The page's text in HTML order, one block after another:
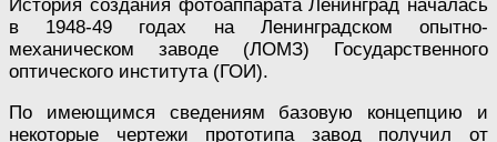
История создания фотоаппарата Ленинград началась
в 1948-49 годах на Ленинградском опытно-
механическом заводе (ЛОМЗ) Государственного
оптического института (ГОИ).
По имеющимся сведениям базовую концепцию и
некоторые чертежи прототипа завод получил от